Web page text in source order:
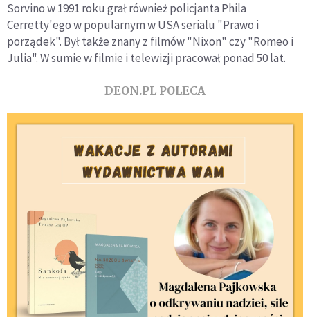
Sorvino w 1991 roku grał również policjanta Phila
Cerretty'ego w popularnym w USA serialu "Prawo i
porządek". Był także znany z filmów "Nixon" czy "Romeo i
Julia". W sumie w filmie i telewizji pracował ponad 50 lat.
DEON.PL POLECA